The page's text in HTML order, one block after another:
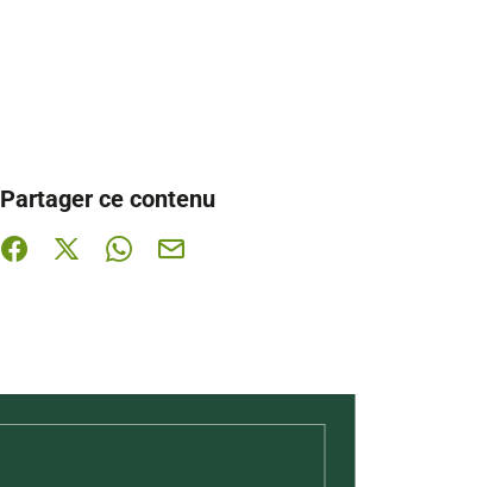
Partager ce contenu
Partager sur Facebook (nouvelle fenêtre)
Partager sur X / Twitter (nouvelle fenêtre)
Partager sur WhatsApp
Partager par mail